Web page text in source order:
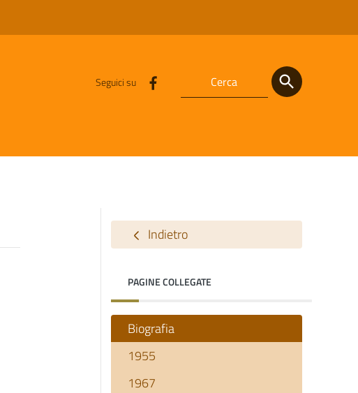
Seguici su
Indietro
PAGINE COLLEGATE
Biografia
1955
1967